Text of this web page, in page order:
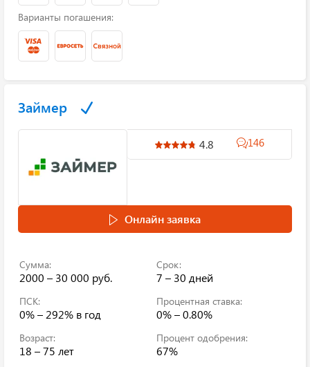
Варианты погашения:
Займер
4.8 146
Онлайн заявка
Сумма:
2000 – 30 000 руб.
Срок:
7 – 30 дней
ПСК:
0% – 292% в год
Процентная ставка:
0% – 0.80%
Возраст:
18 – 75 лет
Процент одобрения:
67%